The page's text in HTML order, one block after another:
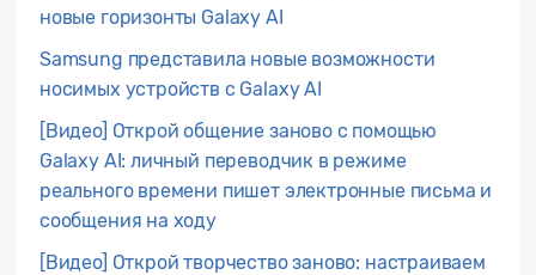
новые горизонты Galaxy AI
Samsung представила новые возможности
носимых устройств с Galaxy AI
[Видео] Открой общение заново с помощью
Galaxy AI: личный переводчик в режиме
реального времени пишет электронные письма и
сообщения на ходу
[Видео] Открой творчество заново: настраиваем